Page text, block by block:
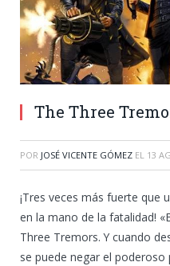
The Three
POR JOSÉ VICENTE GÓMEZ EL 13
¡Tres veces más fuerte que
en la mano de la fatalidad!
Three Tremors.Y cuando
se puede negar el